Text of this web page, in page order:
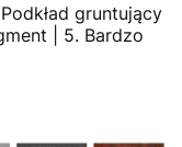
gruntujący
| 5. Bardzo